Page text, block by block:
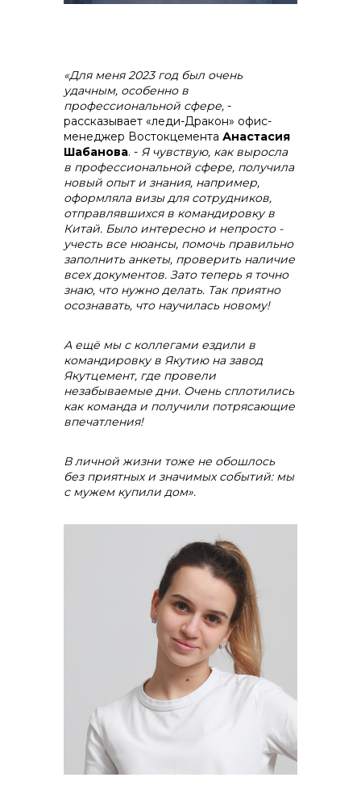
«Для меня 2023 год был очень
удачным, особенно в
профессиональной сфере, -
рассказывает «леди-Дракон» офис-
менеджер Востокцемента Анастасия
Шабанова. - Я чувствую, как выросла
в профессиональной сфере, получила
новый опыт и знания, например,
оформляла визы для сотрудников,
отправлявшихся в командировку в
Китай. Было интересно и непросто -
учесть все нюансы, помочь правильно
заполнить анкеты, проверить наличие
всех документов. Зато теперь я точно
знаю, что нужно делать. Так приятно
осознавать, что научилась новому!
А ещё мы с коллегами ездили в
командировку в Якутию на завод
Якутцемент, где провели
незабываемые дни. Очень сплотились
как команда и получили потрясающие
впечатления!
В личной жизни тоже не обошлось
без приятных и значимых событий: мы
с мужем купили дом».